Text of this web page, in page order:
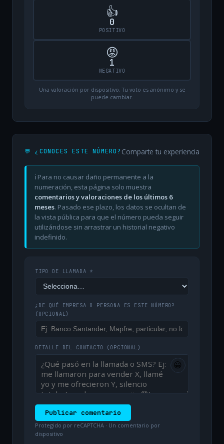
👍
0
POSITIVO
😡
1
NEGATIVO
Una valoración por dispositivo. Tu voto es anónimo y se
puede cambiar.
💬 ¿CONOCES ESTE NÚMERO? Comparte tu experiencia
ℹ️ Para no causar daño permanente a la
numeración, esta página solo muestra
comentarios y valoraciones de los últimos 6
meses. Pasado ese plazo, los datos se ocultan de
la vista pública para que el número pueda seguir
utilizándose sin arrastrar un historial negativo
indefinido.
TIPO DE LLAMADA *
¿DE QUÉ EMPRESA O PERSONA ES ESTE NÚMERO?
(OPCIONAL)
DETALLE DEL CONTACTO (OPCIONAL)
😀
Publicar comentario
Protegido por reCAPTCHA · Un comentario por
dispositivo